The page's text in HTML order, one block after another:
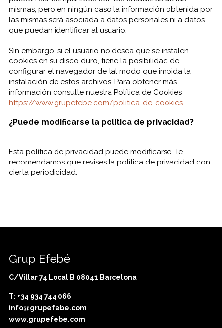
mismas, pero en ningún caso la información obtenida por
las mismas será asociada a datos personales ni a datos
que puedan identificar al usuario.
Sin embargo, si el usuario no desea que se instalen
cookies en su disco duro, tiene la posibilidad de
configurar el navegador de tal modo que impida la
instalación de estos archivos. Para obtener más
información consulte nuestra Política de Cookies
https://www.grupefebe.com/politica-de-cookies.
¿Puede modificarse la política de privacidad?
Esta política de privacidad puede modificarse. Te
recomendamos que revises la política de privacidad con
cierta periodicidad.
Grup Efebé
C/Villar 74 Local B 08041 Barcelona
T: +34 934 744 066
info@grupefebe.com
www.grupefebe.com